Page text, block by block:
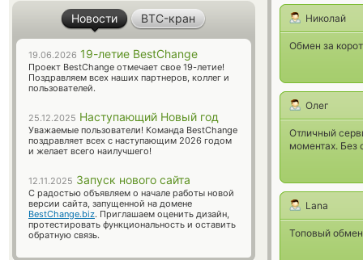
Николай
Обмен за
Олег
Отличный
моментах. Без
Lana
Топовый
Новости BTC-кран
19.06.2026 19-летие BestChange
Проект BestChange отмечает свое 19-летие!
Поздравляем всех наших партнеров, коллег и
пользователей.
25.12.2025 Наступающий Новый год
Уважаемые пользователи! Команда BestChange
поздравляет всех с наступающим 2026 годом
и желает всего наилучшего!
12.11.2025 Запуск нового сайта
С радостью объявляем о начале работы новой
версии сайта, запущенной на домене
BestChange.biz. Приглашаем оценить дизайн,
протестировать функциональность и оставить
обратную связь.